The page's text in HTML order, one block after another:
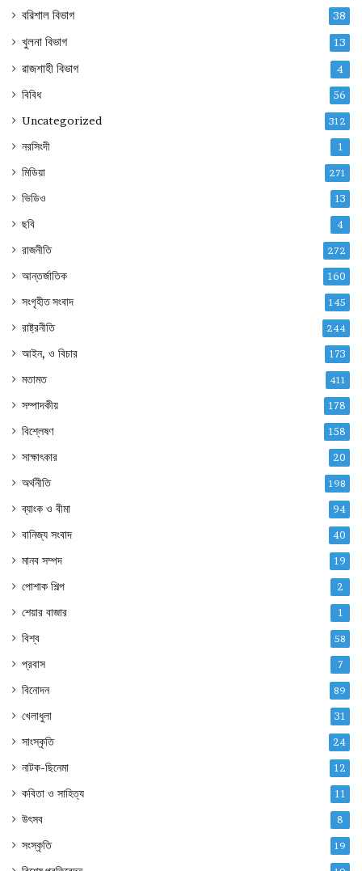
বরিশাল বিভাগ 38
খুলনা বিভাগ 13
রাজশাহী বিভাগ 4
বিবিধ 56
Uncategorized 312
নরসিংদী 1
মিডিয়া 271
ভিডিও 13
ছবি 4
রাজনীতি 272
আন্তর্জাতিক 160
সংগৃহীত সংবাদ 145
রাষ্ট্রনীতি 244
আইন, ও বিচার 173
মতামত 411
সম্পাদকীয় 178
বিশ্লেষণ 158
সাক্ষাৎকার 20
অর্থনীতি 198
ব্যাংক ও বীমা 94
বানিজ্য সংবাদ 40
মানব সম্পদ 19
পোশাক শিল্প 2
শেয়ার বাজার 1
বিশ্ব 58
প্রবাস 7
বিনোদন 89
খেলাধুলা 31
সাংস্কৃতি 24
নাটক-ছিনেমা 12
কবিতা ও সাহিত্য 11
উৎসব 8
সংস্কৃতি 19